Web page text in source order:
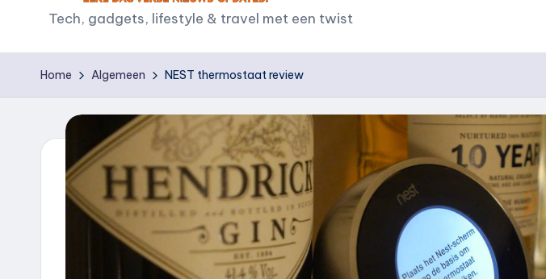
D
r
a
Tech, gadgets, lifestyle & travel met een twist
Home Algemeen NEST thermostaat review